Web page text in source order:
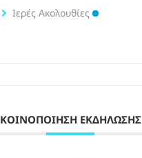
Ιερές Ακολουθίες
ΚΟΙΝΟΠΟΊΗΣΗ ΕΚΔΉΛΩΣΗΣ